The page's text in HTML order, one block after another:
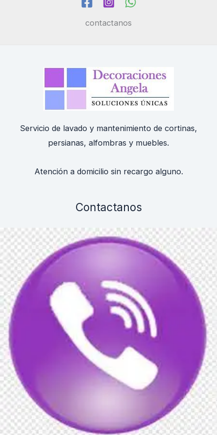
contactanos
Servicio de lavado y mantenimiento de cortinas,
persianas, alfombras y muebles.
Atención a domicilio sin recargo alguno.
Contactanos